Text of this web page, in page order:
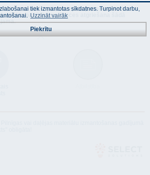
kas neatbilst pilnam iepakojumam, tā tiek
pasūtījumu. Preces atgriešana šādā
tiek izmantotas sīkdatnes. Turpinot darbu,
Uzzināt vairāk
Piekrītu